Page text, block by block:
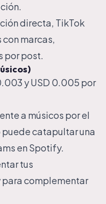
directa, TikTok
marcas,
por post.
y USD 0.005 por
a músicos por el
puede catapultar una
en Spotify.
tus
para complementar